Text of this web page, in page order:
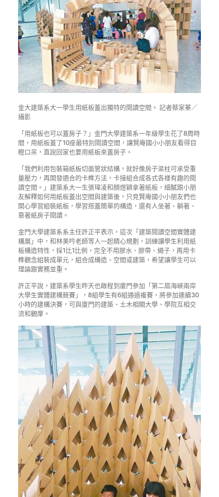
金大建築系大一學生用紙板蓋出獨特的閱讀空間。 記者蔡家蓁／
攝影
「用紙板也可以蓋房子？」金門大學建築系一年級學生花了8周時
間，用紙板蓋了10座最特別閱讀空間，讓賢庵國小小朋友看得目
瞪口呆，直說回家也要用紙板來蓋房子。
「我們利用包裝箱紙板切面管狀結構，就好像房子梁柱可承受重
量壓力，再開發適合的卡榫方法，卡接組合成各式各樣有趣的閱
讀空間。」建築系大一生張瑋凌和顏煜穎拿著紙板，細膩跟小朋
友解釋如何用紙板蓋出空間與建築後，只見賢庵國小小朋友們也
開心學習組裝紙板，學習搭蓋簡單的構造，還有人坐著、躺著、
靠著紙房子閱讀。
金門大學建築系系主任許正平表示，這次「建築閱讀空間實體建
構展」中，和林美吟老師等人一起精心規劃，訓練讓學生利用紙
板構造特性，採1比1比例，完全不用膠水、膠帶、繩子，再用卡
榫觀念組裝成單元，組合成構造、空間或建築，希望讓學生可以
理論跟實務並重。
許正平說，建築系學生昨天也啟程到廈門參加「第二屆海峽兩岸
大學生實體建構競賽」，8組學生有6組通過複賽，將參加連續30
小時的建構決賽，可與廈門的建築、土木相關大學、學院互相交
流和觀摩。